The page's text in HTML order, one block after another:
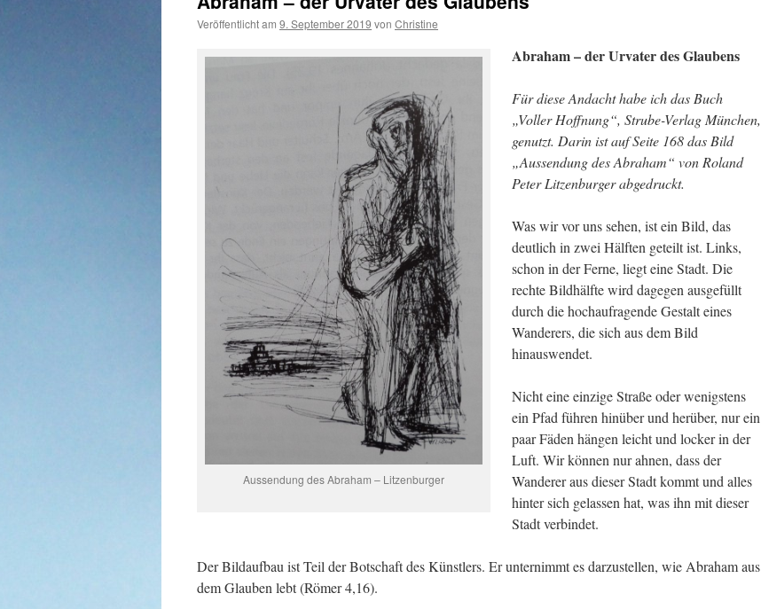
Veröffentlicht am 9. September 2019 von Christine
Aussendung des Abraham – Litzenburger
Abraham – der Urvater des Glaubens
Für diese Andacht habe ich das Buch
„Voller Hoffnung“, Strube-Verlag München,
genutzt. Darin ist auf Seite 168 das Bild
„Aussendung des Abraham“ von Roland
Peter Litzenburger abgedruckt.
Was wir vor uns sehen, ist ein Bild, das
deutlich in zwei Hälften geteilt ist. Links,
schon in der Ferne, liegt eine Stadt. Die
rechte Bildhälfte wird dagegen ausgefüllt
durch die hochaufragende Gestalt eines
Wanderers, die sich aus dem Bild
hinauswendet.
Nicht eine einzige Straße oder wenigstens
ein Pfad führen hinüber und herüber, nur ein
paar Fäden hängen leicht und locker in der
Luft. Wir können nur ahnen, dass der
Wanderer aus dieser Stadt kommt und alles
hinter sich gelassen hat, was ihn mit dieser
Stadt verbindet.
Der Bildaufbau ist Teil der Botschaft des Künstlers. Er unternimmt es darzustellen, wie Abraham aus
dem Glauben lebt (Römer 4,16).